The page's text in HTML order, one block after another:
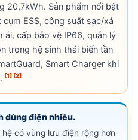
20,7kWh. Sản phẩm nổi bật
ESS, công suất sạc/xả
ái, cấp bảo vệ IP66, quản lý
trong hệ sinh thái biến tần
Smart Charger khi
[1] [2]
dùng điện nhiều.
có vùng lưu điện rộng hơn